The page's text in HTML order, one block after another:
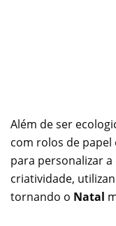
Além de ser
com rolos de
para personalizar
criatividade,
tornando o Natal